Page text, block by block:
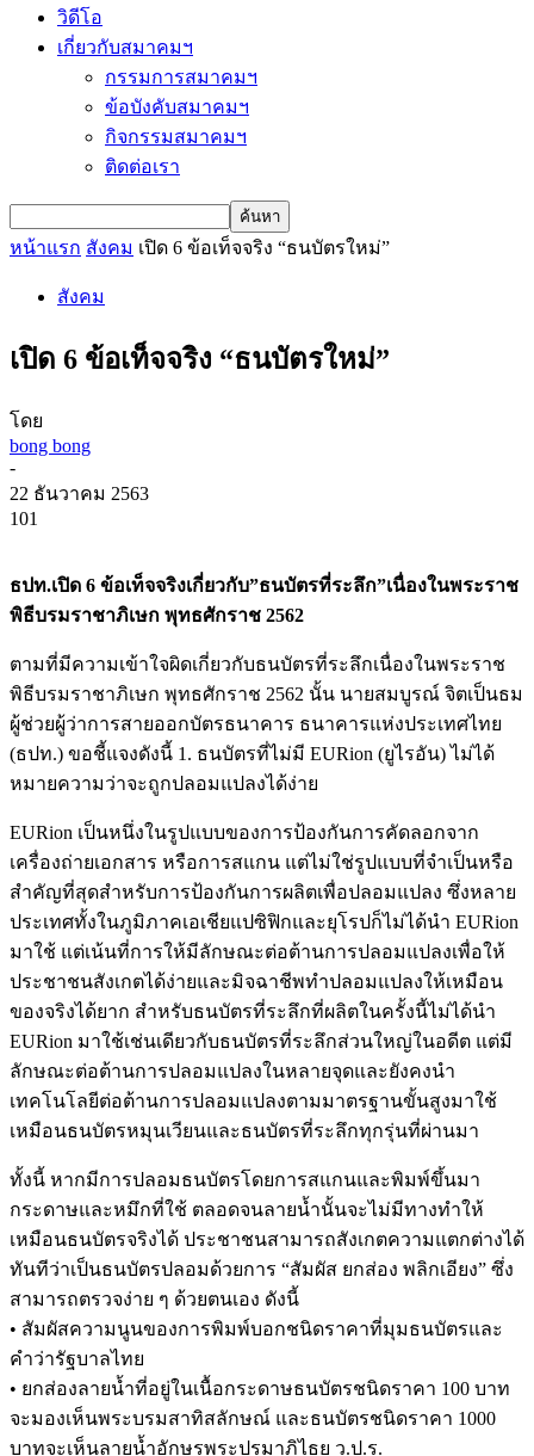
วิดีโอ
เกี่ยวกับสมาคมฯ
กรรมการสมาคมฯ
ข้อบังคับสมาคมฯ
กิจกรรมสมาคมฯ
ติดต่อเรา
หน้าแรก สังคม เปิด 6 ข้อเท็จจริง “ธนบัตรใหม่”
สังคม
เปิด 6 ข้อเท็จจริง “ธนบัตรใหม่”
โดย
bong bong
-
22 ธันวาคม 2563
101
ธปท.เปิด 6 ข้อเท็จจริงเกี่ยวกับ”ธนบัตรที่ระลึก”เนื่องในพระราช
พิธีบรมราชาภิเษก พุทธศักราช 2562
ตามที่มีความเข้าใจผิดเกี่ยวกับธนบัตรที่ระลึกเนื่องในพระราช
พิธีบรมราชาภิเษก พุทธศักราช 2562 นั้น นายสมบูรณ์ จิตเป็นธม
ผู้ช่วยผู้ว่าการสายออกบัตรธนาคาร ธนาคารแห่งประเทศไทย
(ธปท.) ขอชี้แจงดังนี้ 1. ธนบัตรที่ไม่มี EURion (ยูไรอัน) ไม่ได้
หมายความว่าจะถูกปลอมแปลงได้ง่าย
EURion เป็นหนึ่งในรูปแบบของการป้องกันการคัดลอกจาก
เครื่องถ่ายเอกสาร หรือการสแกน แต่ไม่ใช่รูปแบบที่จำเป็นหรือ
สำคัญที่สุดสำหรับการป้องกันการผลิตเพื่อปลอมแปลง ซึ่งหลาย
ประเทศทั้งในภูมิภาคเอเชียแปซิฟิกและยุโรปก็ไม่ได้นำ EURion
มาใช้ แต่เน้นที่การให้มีลักษณะต่อต้านการปลอมแปลงเพื่อให้
ประชาชนสังเกตได้ง่ายและมิจฉาชีพทำปลอมแปลงให้เหมือน
ของจริงได้ยาก สำหรับธนบัตรที่ระลึกที่ผลิตในครั้งนี้ไม่ได้นำ
EURion มาใช้เช่นเดียวกับธนบัตรที่ระลึกส่วนใหญ่ในอดีต แต่มี
ลักษณะต่อต้านการปลอมแปลงในหลายจุดและยังคงนำ
เทคโนโลยีต่อต้านการปลอมแปลงตามมาตรฐานขั้นสูงมาใช้
เหมือนธนบัตรหมุนเวียนและธนบัตรที่ระลึกทุกรุ่นที่ผ่านมา
ทั้งนี้ หากมีการปลอมธนบัตรโดยการสแกนและพิมพ์ขึ้นมา
กระดาษและหมึกที่ใช้ ตลอดจนลายน้ำนั้นจะไม่มีทางทำให้
เหมือนธนบัตรจริงได้ ประชาชนสามารถสังเกตความแตกต่างได้
ทันทีว่าเป็นธนบัตรปลอมด้วยการ “สัมผัส ยกส่อง พลิกเอียง” ซึ่ง
สามารถตรวจง่าย ๆ ด้วยตนเอง ดังนี้
• สัมผัสความนูนของการพิมพ์บอกชนิดราคาที่มุมธนบัตรและ
คำว่ารัฐบาลไทย
• ยกส่องลายน้ำที่อยู่ในเนื้อกระดาษธนบัตรชนิดราคา 100 บาท
จะมองเห็นพระบรมสาทิสลักษณ์ และธนบัตรชนิดราคา 1000
บาทจะเห็นลายน้ำอักษรพระปรมาภิไธย ว.ป.ร.